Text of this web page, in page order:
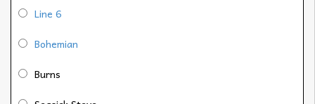
Line 6
Bohemian
Burns